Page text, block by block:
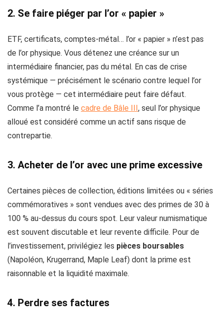
2. Se faire piéger par l’or « papier »
ETF, certificats, comptes-métal… l’or « papier » n’est pas
de l’or physique. Vous détenez une créance sur un
intermédiaire financier, pas du métal. En cas de crise
systémique — précisément le scénario contre lequel l’or
vous protège — cet intermédiaire peut faire défaut.
Comme l’a montré le cadre de Bâle III , seul l’or physique
alloué est considéré comme un actif sans risque de
contrepartie.
3. Acheter de l’or avec une prime excessive
Certaines pièces de collection, éditions limitées ou « séries
commémoratives » sont vendues avec des primes de 30 à
100 % au-dessus du cours spot. Leur valeur numismatique
est souvent discutable et leur revente difficile. Pour de
l’investissement, privilégiez les pièces boursables
(Napoléon, Krugerrand, Maple Leaf) dont la prime est
raisonnable et la liquidité maximale.
4. Perdre ses factures